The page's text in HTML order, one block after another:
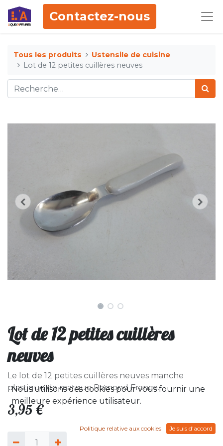
Contactez-nous
Tous les produits
Ustensile de cuisine
Lot de 12 petites cuillères neuves
Lot de 12 petites cuillères
neuves
Le lot de 12 petites cuillères neuves manche
plastique de marque Remond France.
3,95 €
Nous utilisons des cookies pour vous fournir une
meilleure expérience utilisateur.
Politique relative aux cookies Je suis d'accord